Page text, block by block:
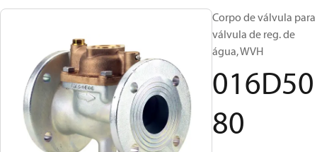
Corpo de válvula para
válvula de reg. de
água, WVH
016D50
80